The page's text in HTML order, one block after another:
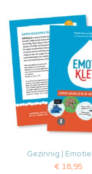
Gezinnig |
€ 18,95